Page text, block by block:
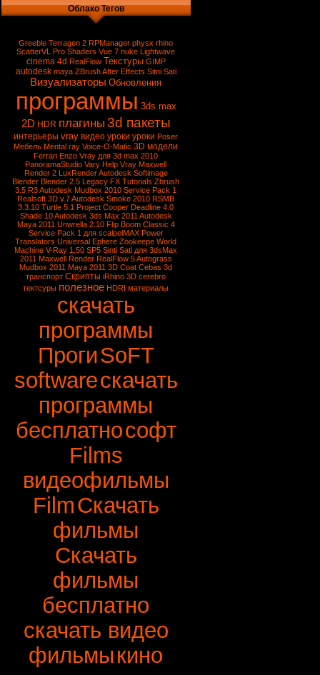
Облако Тегов
Greeble Terragen 2 RPManager physx rhino
ScatterVL Pro Shaders Vue 7 nuke Lightwave
cinema 4d RealFlow Текстуры GIMP
autodesk maya ZBrushAfter Effects Sitni Sati
Визуализаторы Обновления
программы 3ds max
2D HDR плагины 3d пакеты
интерьеры vray видео уроки уроки Poser
Мебель Mental ray Voice-O-Matic 3D модели
Ferrari Enzo Vray для 3d max 2010
PanoramaStudio Vary Help Vray Maxwell
Render 2 LuxRenderAutodesk Softimage
Blender Blender 2.5 Legacy FX Tutorials Zbrush
3.5 R3 Autodesk Mudbox 2010 Service Pack 1
Realsoft 3D v.7 Autodesk Smoke 2010 RSMB
3.3.10 Turtle 5.1 Project Cooper Deadline 4.0
Shade 10Autodesk 3ds Max 2011 Autodesk
Maya 2011 Unwrella 2.10 Flip Boom Classic 4
Service Pack 1 для scalpelMAX Power
Translators Universal Ephere Zookeepe World
Machine V-Ray 1.50 SP5 Sinti Sati для 3dsMax
2011 Maxwell Render RealFlow 5Autograss
Mudbox 2011 Maya 2011 3D Coat Cebas 3d
транспорт Скрипты iRhino 3D cerebro
тектсуры полезное HDRI материалы
скачать
программы
ПрогиSoFT
softwareскачать
программы
бесплатнософт
Films
видеофильмы
FilmСкачать
фильмы
Скачать
фильмы
бесплатно
скачать видео
фильмыкино